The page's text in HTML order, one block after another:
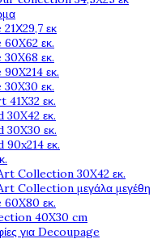
21Χ29,7 εκ
60X62 εκ.
30X68 εκ.
90X214 εκ.
30X30 εκ.
41X32 εκ.
30X42 εκ.
30X30 εκ.
90x214 εκ.
Collection 30X42 εκ.
Collection μεγάλα μεγέθη
60X80 εκ.
40X30 cm
για Decoupage